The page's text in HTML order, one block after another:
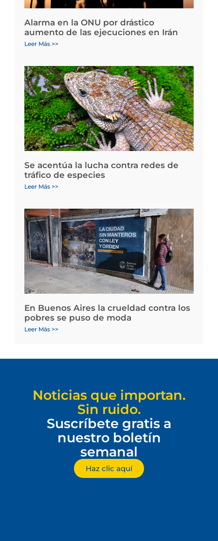
Alarma en la ONU por drástico
aumento de las ejecuciones en Irán
Leer Más >>
Se acentúa la lucha contra redes de
tráfico de especies
Leer Más >>
En Buenos Aires la crueldad contra los
pobres se puso de moda
Leer Más >>
Noticias que importan.
Sin ruido.
Suscríbete gratis a
nuestro boletín
semanal
Haz clic aquí